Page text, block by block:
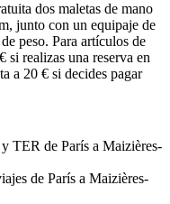
dos maletas de mano
junto con un equipaje de
peso. Para artículos de
si realizas una reserva en
a 20 € si decides pagar
TER de París a Maizières-
de París a Maizières-